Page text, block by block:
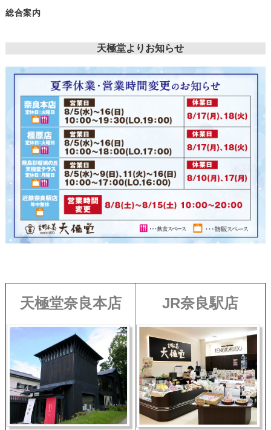
総合案内
天極堂よりお知らせ
天極堂奈良本店 JR奈良駅店